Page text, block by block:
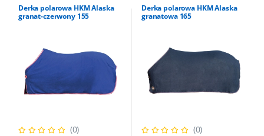
Derka polarowa HKM Alaska
granat-czerwony 155
(0)
Derka polarowa HKM Alaska
granatowa 165
(0)